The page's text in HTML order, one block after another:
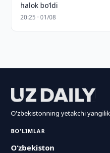
halok bo‘ldi
20:25 · 01/08
O'zbekistonning yetakchi
BO'LIMLAR
O‘zbekiston